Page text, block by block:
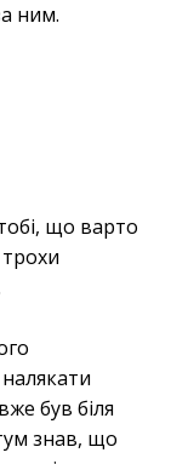
ним.
що варто
був біля
знав, що